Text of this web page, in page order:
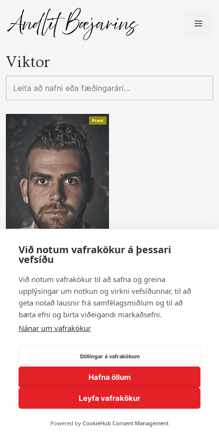
content
Viktor
að
fæðingarári…
Prent
Viktor Smári Hafsteinsson
Sýna fleiri andlit
Við notum vafrakökur á þessari
vefsíðu
Við notum vafrakökur til að safna og greina
upplýsingar um notkun og virkni vefsíðunnar, til að
geta notað lausnir frá samfélagsmiðlum og til að
bæta efni og birta viðeigandi markaðsefni.
Nánar um vafrakökur
Stillingar á vafrakökum
Hafna öllum
Leyfa vafrakökur
Powered by CookieHub Consent Management